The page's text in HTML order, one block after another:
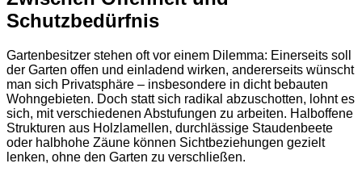
Schutzbedürfnis
Gartenbesitzer stehen oft vor einem Dilemma: Einerseits soll
der Garten offen und einladend wirken, andererseits wünscht
man sich Privatsphäre – insbesondere in dicht bebauten
Wohngebieten. Doch statt sich radikal abzuschotten, lohnt es
sich, mit verschiedenen Abstufungen zu arbeiten. Halboffene
Strukturen aus Holzlamellen, durchlässige Staudenbeete
oder halbhohe Zäune können Sichtbeziehungen gezielt
lenken, ohne den Garten zu verschließen.